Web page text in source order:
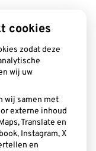
cookies
zodat deze
wij uw
wij samen met
externe inhoud
Translate en
Instagram, X
en